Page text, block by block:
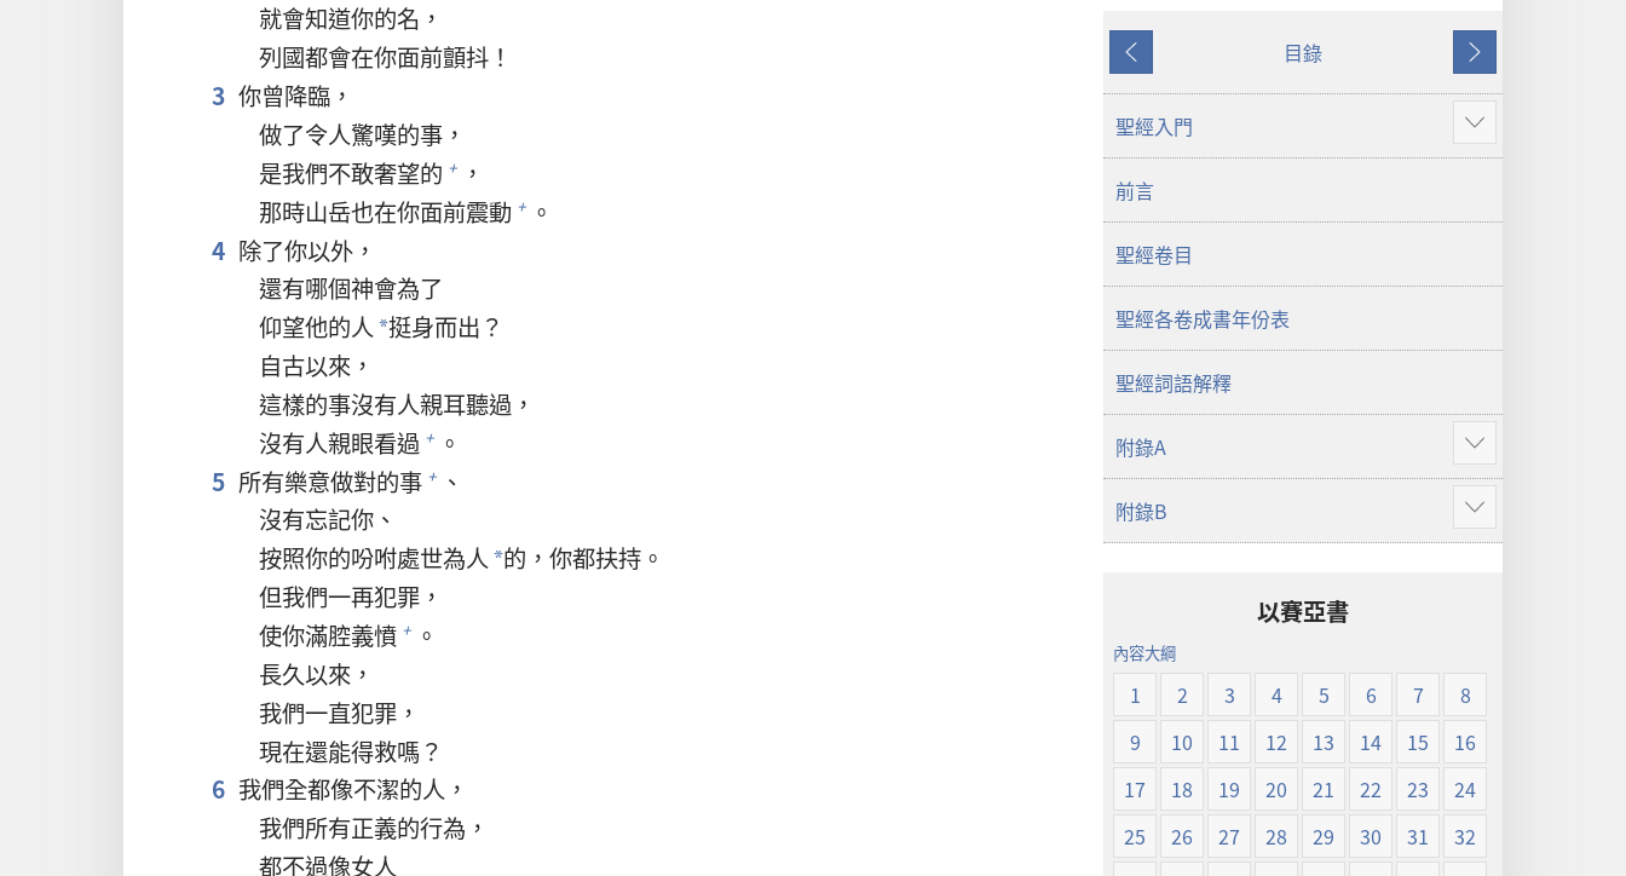
就會知道你的名，
列國都會在你面前顫抖！
3 你曾降臨，
做了令人驚嘆的事，
是我們不敢奢望的 + ，
那時山岳也在你面前震動 + 。
4 除了你以外，
還有哪個神會為了
仰望他的人*挺身而出？
自古以來，
這樣的事沒有人親耳聽過，
沒有人親眼看過 + 。
5 所有樂意做對的事 + 、
沒有忘記你、
按照你的吩咐處世為人*的，你都扶持。
但我們一再犯罪，
使你滿腔義憤 + 。
長久以來，
我們一直犯罪，
現在還能得救嗎？
6 我們全都像不潔的人，
我們所有正義的行為，
都不過像女人
物
經
世
界
譯
界
本
上
一
頁
目錄
下
一
頁
聖經入門
顯
示
多
前言
聖經卷目
聖經各卷成書年份表
聖經詞語解釋
附錄A
顯
示
更
多
附錄B
顯
示
以賽亞書
內容大綱
1 2 3 4 5 6 7
8
9
10 11 12 13 14 15
16
17
18 19 20 21 22 23
24
25
26 27 28 29 30 31
32